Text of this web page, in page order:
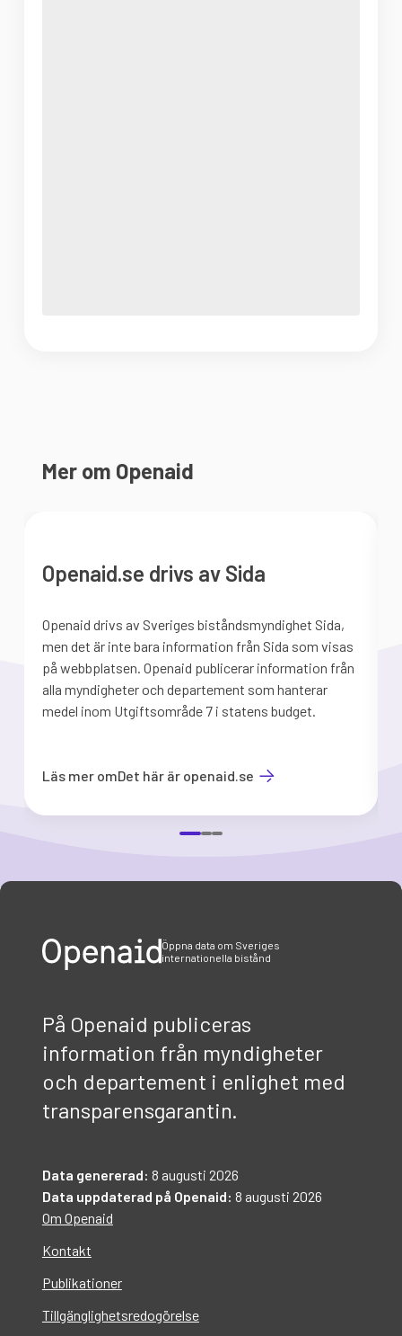
Mer om Openaid
Openaid.se drivs av Sida
Openaid drivs av Sveriges biståndsmyndighet Sida,
men det är inte bara information från Sida som visas
på webbplatsen. Openaid publicerar information från
alla myndigheter och departement som hanterar
medel inom Utgiftsområde 7 i statens budget.
Läs mer omDet här är openaid.se
Öppna data om Sveriges
internationella bistånd
På Openaid publiceras
information från myndigheter
och departement i enlighet med
transparensgarantin.
Data genererad: 8 augusti 2026
Data uppdaterad på Openaid: 8 augusti 2026
Om Openaid
Kontakt
Publikationer
Tillgänglighetsredogörelse